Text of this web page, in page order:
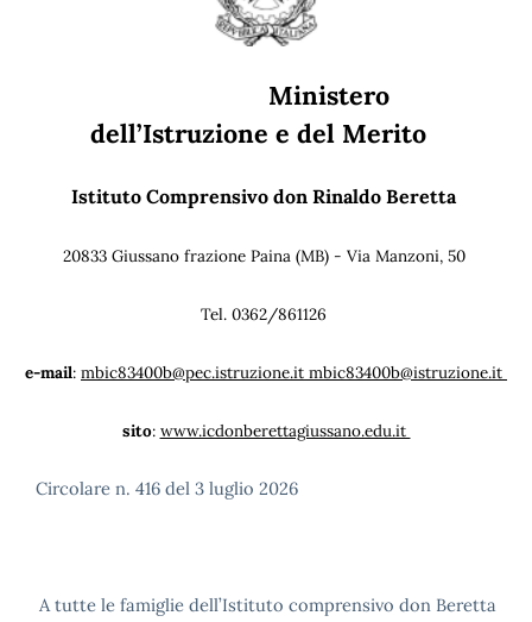
Ministero
dell’Istruzione e del Merito
Istituto Comprensivo don Rinaldo Beretta
20833 Giussano frazione Paina (MB) - Via Manzoni, 50
Tel. 0362/861126
e-mail: mbic83400b@pec.istruzione.it mbic83400b@istruzione.it
sito: www.icdonberettagiussano.edu.it
Circolare n. 416 del 3 luglio 2026
A tutte le famiglie dell’Istituto comprensivo don Beretta